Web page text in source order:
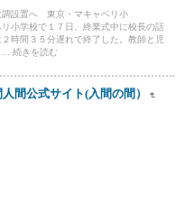
設置へ 東京・マキャベリ小
小学校で１７日、終業式中に校長の話
時間３５分遅れで終了した。教師と児
続きを読む
人間公式サイト(入間の間）